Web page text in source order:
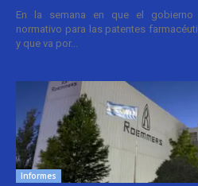
En la semana en que el gobierno
normativo para las patentes
y que va por...
Informes